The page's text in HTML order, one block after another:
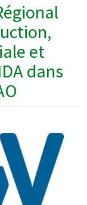
et
dans